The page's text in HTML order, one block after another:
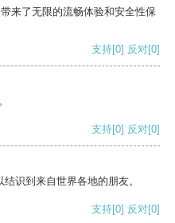
来了无限的流畅体验和安全性保
支持[0] 反对[0]
支持[0] 反对[0]
识到来自世界各地的朋友。
支持[0] 反对[0]